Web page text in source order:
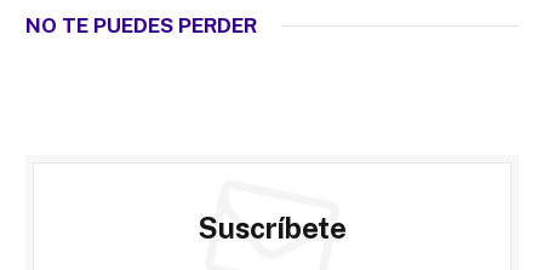
NO TE PUEDES PERDER
Suscríbete